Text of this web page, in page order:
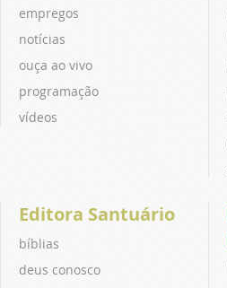
empregos
notícias
ouça ao vivo
programação
vídeos
Editora Santuário
bíblias
deus conosco